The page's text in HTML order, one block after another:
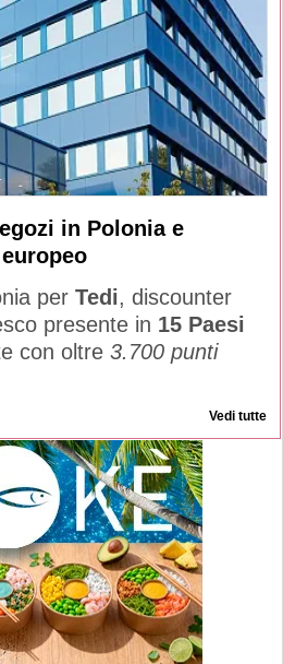
in Polonia e
per Tedi, discounter
presente in 15 Paesi
con oltre 3.700 punti
Vedi tutte